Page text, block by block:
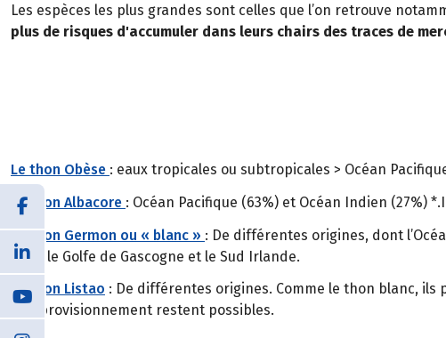
Les espèces les plus grandes sont celles que l’on retrouve
plus de risques d'accumuler dans leurs chairs des traces de
Le thon Obèse : eaux tropicales ou subtropicales > Océan
Le thon Albacore : Océan Pacifique (63%) et Océan Indien (27%)
Le thon Germon ou « blanc » : De différentes origines, dont
dans le Golfe de Gascogne et le Sud Irlande.
Le thon Listao : De différentes origines. Comme le thon blanc, ils
d’approvisionnement restent possibles.